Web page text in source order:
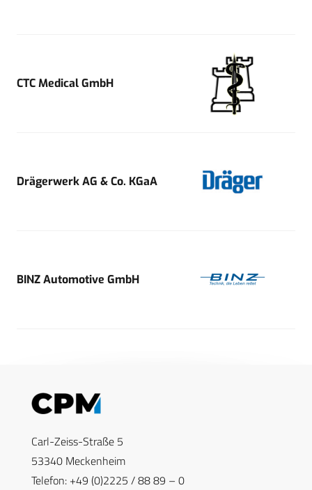
CTC Medical GmbH
Drägerwerk AG & Co. KGaA
BINZ Automotive GmbH
Carl-Zeiss-Straße 5
53340 Meckenheim
Telefon: +49 (0)2225 / 88 89 – 0